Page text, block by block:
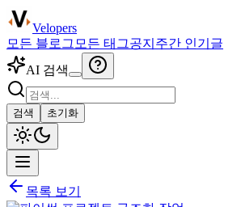
Velopers
모든 블로그 모든 태그공지 주간 인기글
AI 검색
검색 초기화
목록 보기